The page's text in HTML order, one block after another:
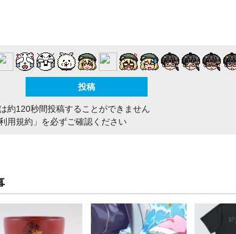
約120秒間投稿することができません
利用規約」 を必ずご確認ください